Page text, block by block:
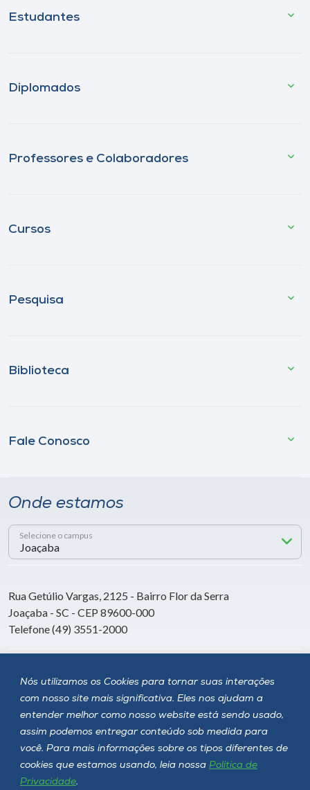
Nós utilizamos os Cookies para tornar suas interações
com nosso site mais significativa. Eles nos ajudam a
entender melhor como nosso website está sendo usado,
assim podemos entregar conteúdo sob medida para
você. Para mais informações sobre os tipos diferentes de
cookies que estamos usando, leia nossa Política de
Privacidade.
Estudantes
Diplomados
Professores e Colaboradores
Cursos
Pesquisa
Biblioteca
Fale Conosco
Onde estamos
Selecione o campus
Rua Getúlio Vargas, 2125 - Bairro Flor da Serra
Joaçaba - SC - CEP 89600-000
Telefone (49) 3551-2000
Siga a Unoesc